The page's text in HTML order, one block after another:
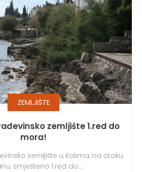
ZEMLJIŠTE
zemljište 1.red do
mora!
zemljište u Kalima, na otoku
smješteno 1.red do...